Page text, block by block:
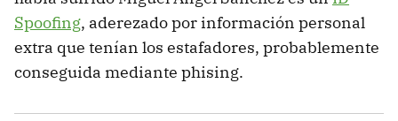
Spoofing, aderezado por información personal
extra que tenían los estafadores, probablemente
conseguida mediante phising.